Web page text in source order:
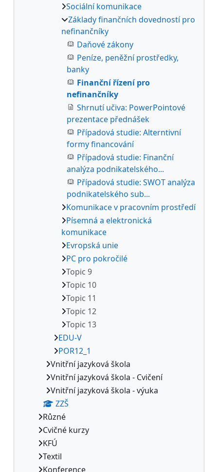
Sociální komunikace
Základy finančních dovedností pro
nefinančníky
Daňové zákony
Peníze, peněžní prostředky,
banky
Finanční řízení pro
nefinančníky
Shrnutí učiva: PowerPointové
prezentace přednášek
Případová studie: Alterntivní
formy financování
Případová studie: Finanční
analýza podnikatelského...
Případová studie: SWOT analýza
podnikatelského sub...
Komunikace v pracovním prostředí
Písemná a elektronická
komunikace
Evropská unie
PC pro pokročilé
Topic 9
Topic 10
Topic 11
Topic 12
Topic 13
EDU-V
POR12_1
Vnitřní jazyková škola
Vnitřní jazyková škola - Cvičení
Vnitřní jazyková škola - výuka
ZZŠ
Různé
Cvičné kurzy
KFÚ
Textil
Konference